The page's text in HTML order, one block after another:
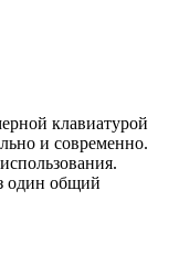
клавиатурой
и современно.
один общий